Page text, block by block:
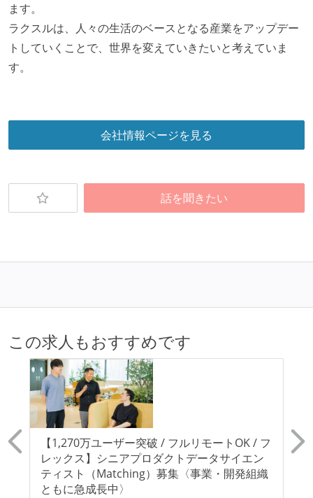
ます。
ラクスルは、人々の生活のベースとなる産業をアップデー
トしていくことで、世界を変えていきたいと考えていま
す。
会社情報ページを見る
話を聞きたい
この求人もおすすめです
【1,270万ユーザー突破 / フルリモートOK / フ
レックス】シニアプロダクトデータサイエン
ティスト（Matching）募集〈事業・開発組織
ともに急成長中〉